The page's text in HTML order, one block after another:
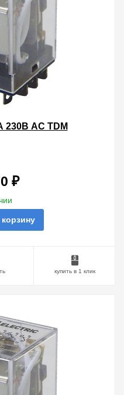
230В АC TDM
₽
купить в 1 клик